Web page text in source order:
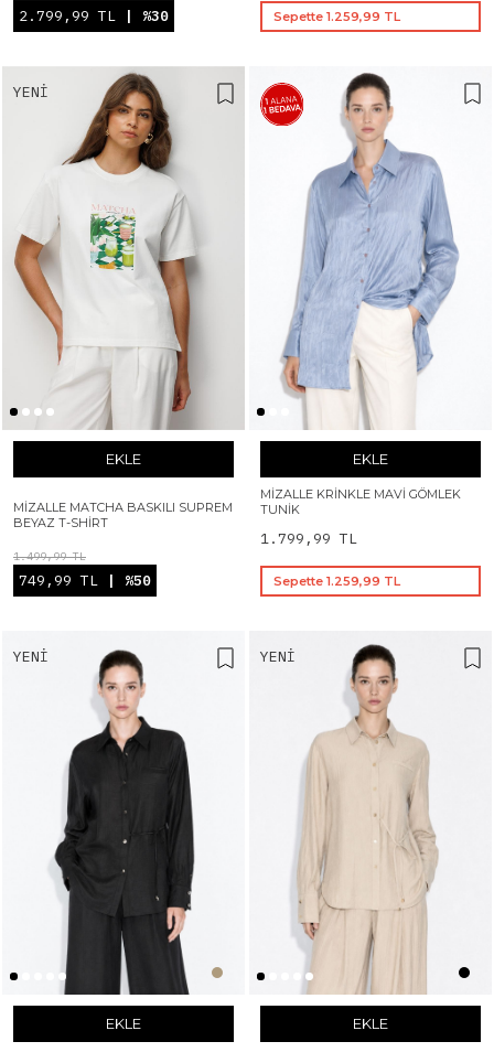
2.799,99 TL | %30 Sepette 1.259,99 TL
YENI
EKLE
MIZALLE MATCHA BASKILI SUPREM
BEYAZ T-SHIRT
1.499,99 TL
749,99 TL | %50
EKLE
MIZALLE KRINKLE MAVI GÖMLEK
TUNIK
1.799,99 TL
Sepette 1.259,99 TL
YENI
EKLE
YENI
EKLE